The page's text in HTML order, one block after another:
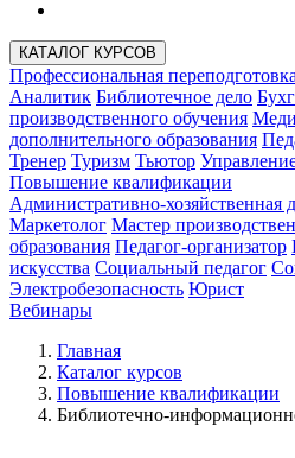
КАТАЛОГ КУРСОВ
Профессиональная переподготовка
Аналитик Библиотечное дело
производственного обучения
дополнительного образования
Тренер Туризм Тьютор
Повышение квалификации
Административно-хозяйственная
Маркетолог Мастер
образования Педагог-организатор
искусства Социальный педагог
Электробезопасность Юрист
Вебинары
Главная
Каталог курсов
Повышение квалификации
Библиотечно-